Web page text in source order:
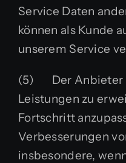
Service Daten
können als Kunde
unserem Service
(5) Der Anbieter
Leistungen zu
Fortschritt
Verbesserungen
insbesondere,